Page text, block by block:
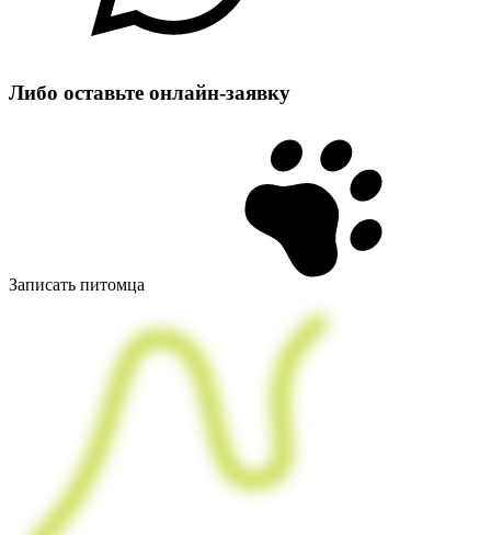
Либо оставьте онлайн‑заявку
Записать питомца